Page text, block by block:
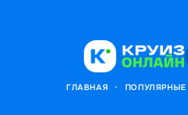
ГЛАВНАЯ • ПОПУЛЯРНЫЕ